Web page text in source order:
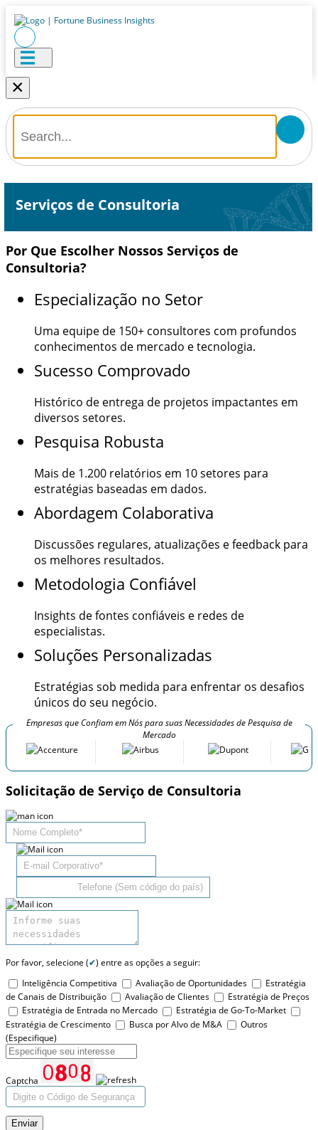
×
Serviços de Consultoria
Por Que Escolher Nossos Serviços de
Consultoria?
Especialização no Setor
Uma equipe de 150+ consultores com profundos
conhecimentos de mercado e tecnologia.
Sucesso Comprovado
Histórico de entrega de projetos impactantes em
diversos setores.
Pesquisa Robusta
Mais de 1.200 relatórios em 10 setores para
estratégias baseadas em dados.
Abordagem Colaborativa
Discussões regulares, atualizações e feedback para
os melhores resultados.
Metodologia Confiável
Insights de fontes confiáveis e redes de
especialistas.
Soluções Personalizadas
Estratégias sob medida para enfrentar os desafios
únicos do seu negócio.
Empresas que Confiam em Nós para suas Necessidades de Pesquisa de
Mercado
Solicitação de Serviço de Consultoria
Por favor, selecione (✔) entre as opções a seguir:
Inteligência Competitiva
Avaliação de Oportunidades
Estratégia
de Canais de Distribuição
Avaliação de Clientes
Estratégia de Preços
Estratégia de Entrada no Mercado
Estratégia de Go-To-Market
Estratégia de Crescimento
Busca por Alvo de M&A
Outros
(Especifique)
Captcha
Enviar